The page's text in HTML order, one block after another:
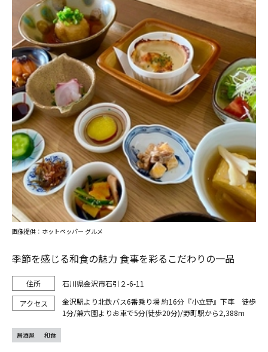
季節を感じる和食の魅力 食事を彩るこだわりの一品
石川県金沢市石引２-6-11
金沢駅より北鉄バス6番乗り場 約16分『小立野』下車 徒歩
1分/兼六園よりお車で5分(徒歩20分)/野町駅から2,388m
画像提供：ホットペッパー グルメ
居酒屋 和食